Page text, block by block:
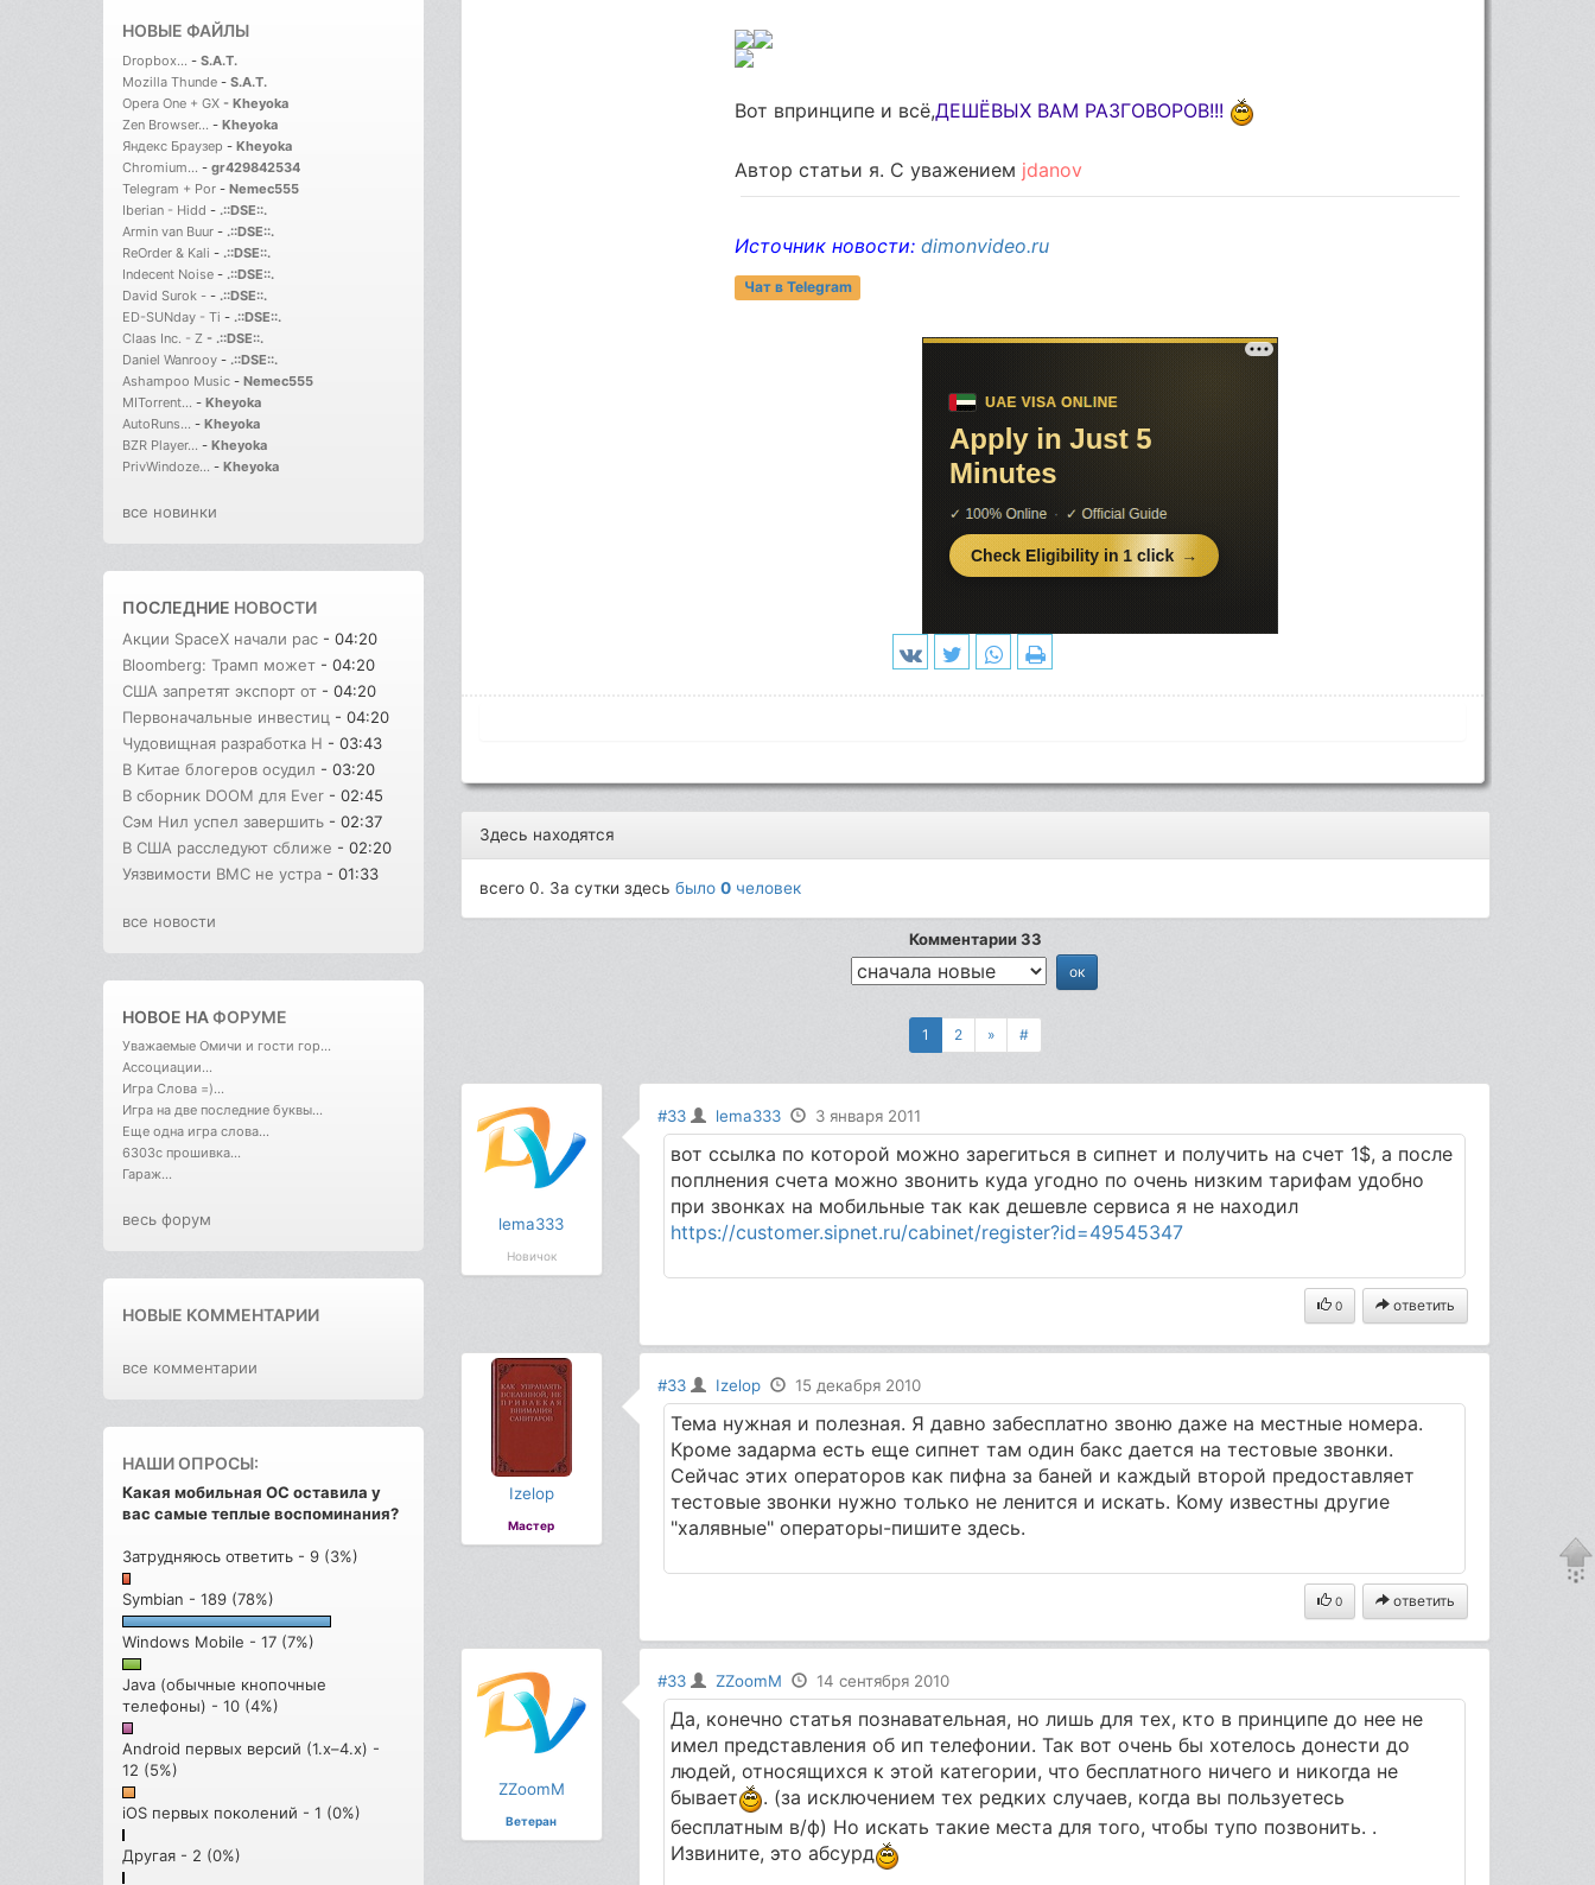
НОВЫЕ ФАЙЛЫ
Dropbox... - S.A.T.
Mozilla Thunde - S.A.T.
Opera One + GX - Kheyoka
Zen Browser... - Kheyoka
Яндекс Браузер - Kheyoka
Chromium... - gr429842534
Telegram + Por - Nemec555
Iberian - Hidd - .::DSE::.
Armin van Buur - .::DSE::.
ReOrder & Kali - .::DSE::.
Indecent Noise - .::DSE::.
David Surok - - .::DSE::.
ED-SUNday - Ti - .::DSE::.
Claas Inc. - Z - .::DSE::.
Daniel Wanrooy - .::DSE::.
Ashampoo Music - Nemec555
MITorrent... - Kheyoka
AutoRuns... - Kheyoka
BZR Player... - Kheyoka
PrivWindoze... - Kheyoka
все новинки
ПОСЛЕДНИЕ НОВОСТИ
Акции SpaceX начали рас - 04:20
Bloomberg: Трамп может - 04:20
США запретят экспорт от - 04:20
Первоначальные инвестиц - 04:20
Чудовищная разработка H - 03:43
В Китае блогеров осудил - 03:20
В сборник DOOM для Ever - 02:45
Сэм Нил успел завершить - 02:37
В США расследуют сближе - 02:20
Уязвимости BMC не устра - 01:33
все новости
НОВОЕ НАФОРУМЕ
Уважаемые Омичи и гости гор...
Ассоциации...
Игра Слова =)...
Игра на две последние буквы...
Еще одна игра слова...
6303с прошивка...
Гараж...
весь форум
НОВЫЕ КОММЕНТАРИИ
все комментарии
НАШИ ОПРОСЫ:
Какая мобильная ОС оставила у
вас самые теплые воспоминания?
Затрудняюсь ответить - 9 (3%)
Symbian - 189 (78%)
Windows Mobile - 17 (7%)
Java (обычные кнопочные
телефоны) - 10 (4%)
Android первых версий (1.x–4.x) -
12 (5%)
iOS первых поколений - 1 (0%)
Другая - 2 (0%)
Вот впринципе и всё,ДЕШЁВЫХ ВАМ РАЗГОВОРОВ!!!
Автор статьи я. С уважением jdanov
Источник новости:dimonvideo.ru
Чат в Telegram
Здесь находятся
всего 0. За сутки здесьбыло0 человек
Комментарии 33
1 2 » #
lema333
Новичок
#33 lema333 3 января 2011
вот ссылка по которой можно зарегиться в сипнет и получить на счет 1$, а после
поплнения счета можно звонить куда угодно по очень низким тарифам удобно
при звонках на мобильные так как дешевле сервиса я не находил
https://customer.sipnet.ru/cabinet/register?id=49545347
0 ответить
Izelop
Мастер
#33 Izelop 15 декабря 2010
Тема нужная и полезная. Я давно забесплатно звоню даже на местные номера.
Кроме задарма есть еще сипнет там один бакс дается на тестовые звонки.
Сейчас этих операторов как пифна за баней и каждый второй предоставляет
тестовые звонки нужно только не ленится и искать. Кому известны другие
"халявные" операторы-пишите здесь.
0 ответить
ZZoomM
Ветеран
#33 ZZoomM 14 сентября 2010
Да, конечно статья познавательная, но лишь для тех, кто в принципе до нее не
имел представления об ип телефонии. Так вот очень бы хотелось донести до
людей, относящихся к этой категории, что бесплатного ничего и никогда не
бывает
. (за исключением тех редких случаев, когда вы пользуетесь
бесплатным в/ф) Но искать такие места для того, чтобы тупо позвонить. .
Извините, это абсурд